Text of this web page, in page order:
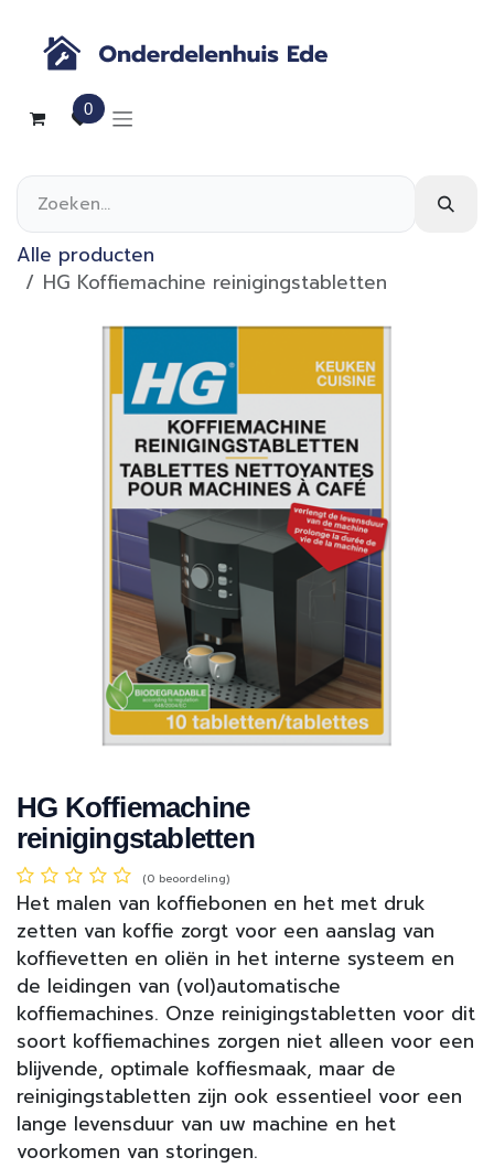
0
Alle producten
HG Koffiemachine reinigingstabletten
HG Koffiemachine
reinigingstabletten
(0 beoordeling)
Het malen van koffiebonen en het met druk
zetten van koffie zorgt voor een aanslag van
koffievetten en oliën in het interne systeem en
de leidingen van (vol)automatische
koffiemachines. Onze reinigingstabletten voor dit
soort koffiemachines zorgen niet alleen voor een
blijvende, optimale koffiesmaak, maar de
reinigingstabletten zijn ook essentieel voor een
lange levensduur van uw machine en het
voorkomen van storingen.